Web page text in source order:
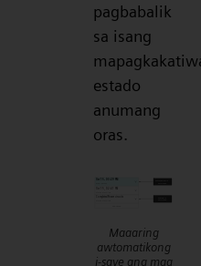
pagbabalik
sa isang
estado
anumang
oras.
Maaaring
awtomatikong
i-save ang mga